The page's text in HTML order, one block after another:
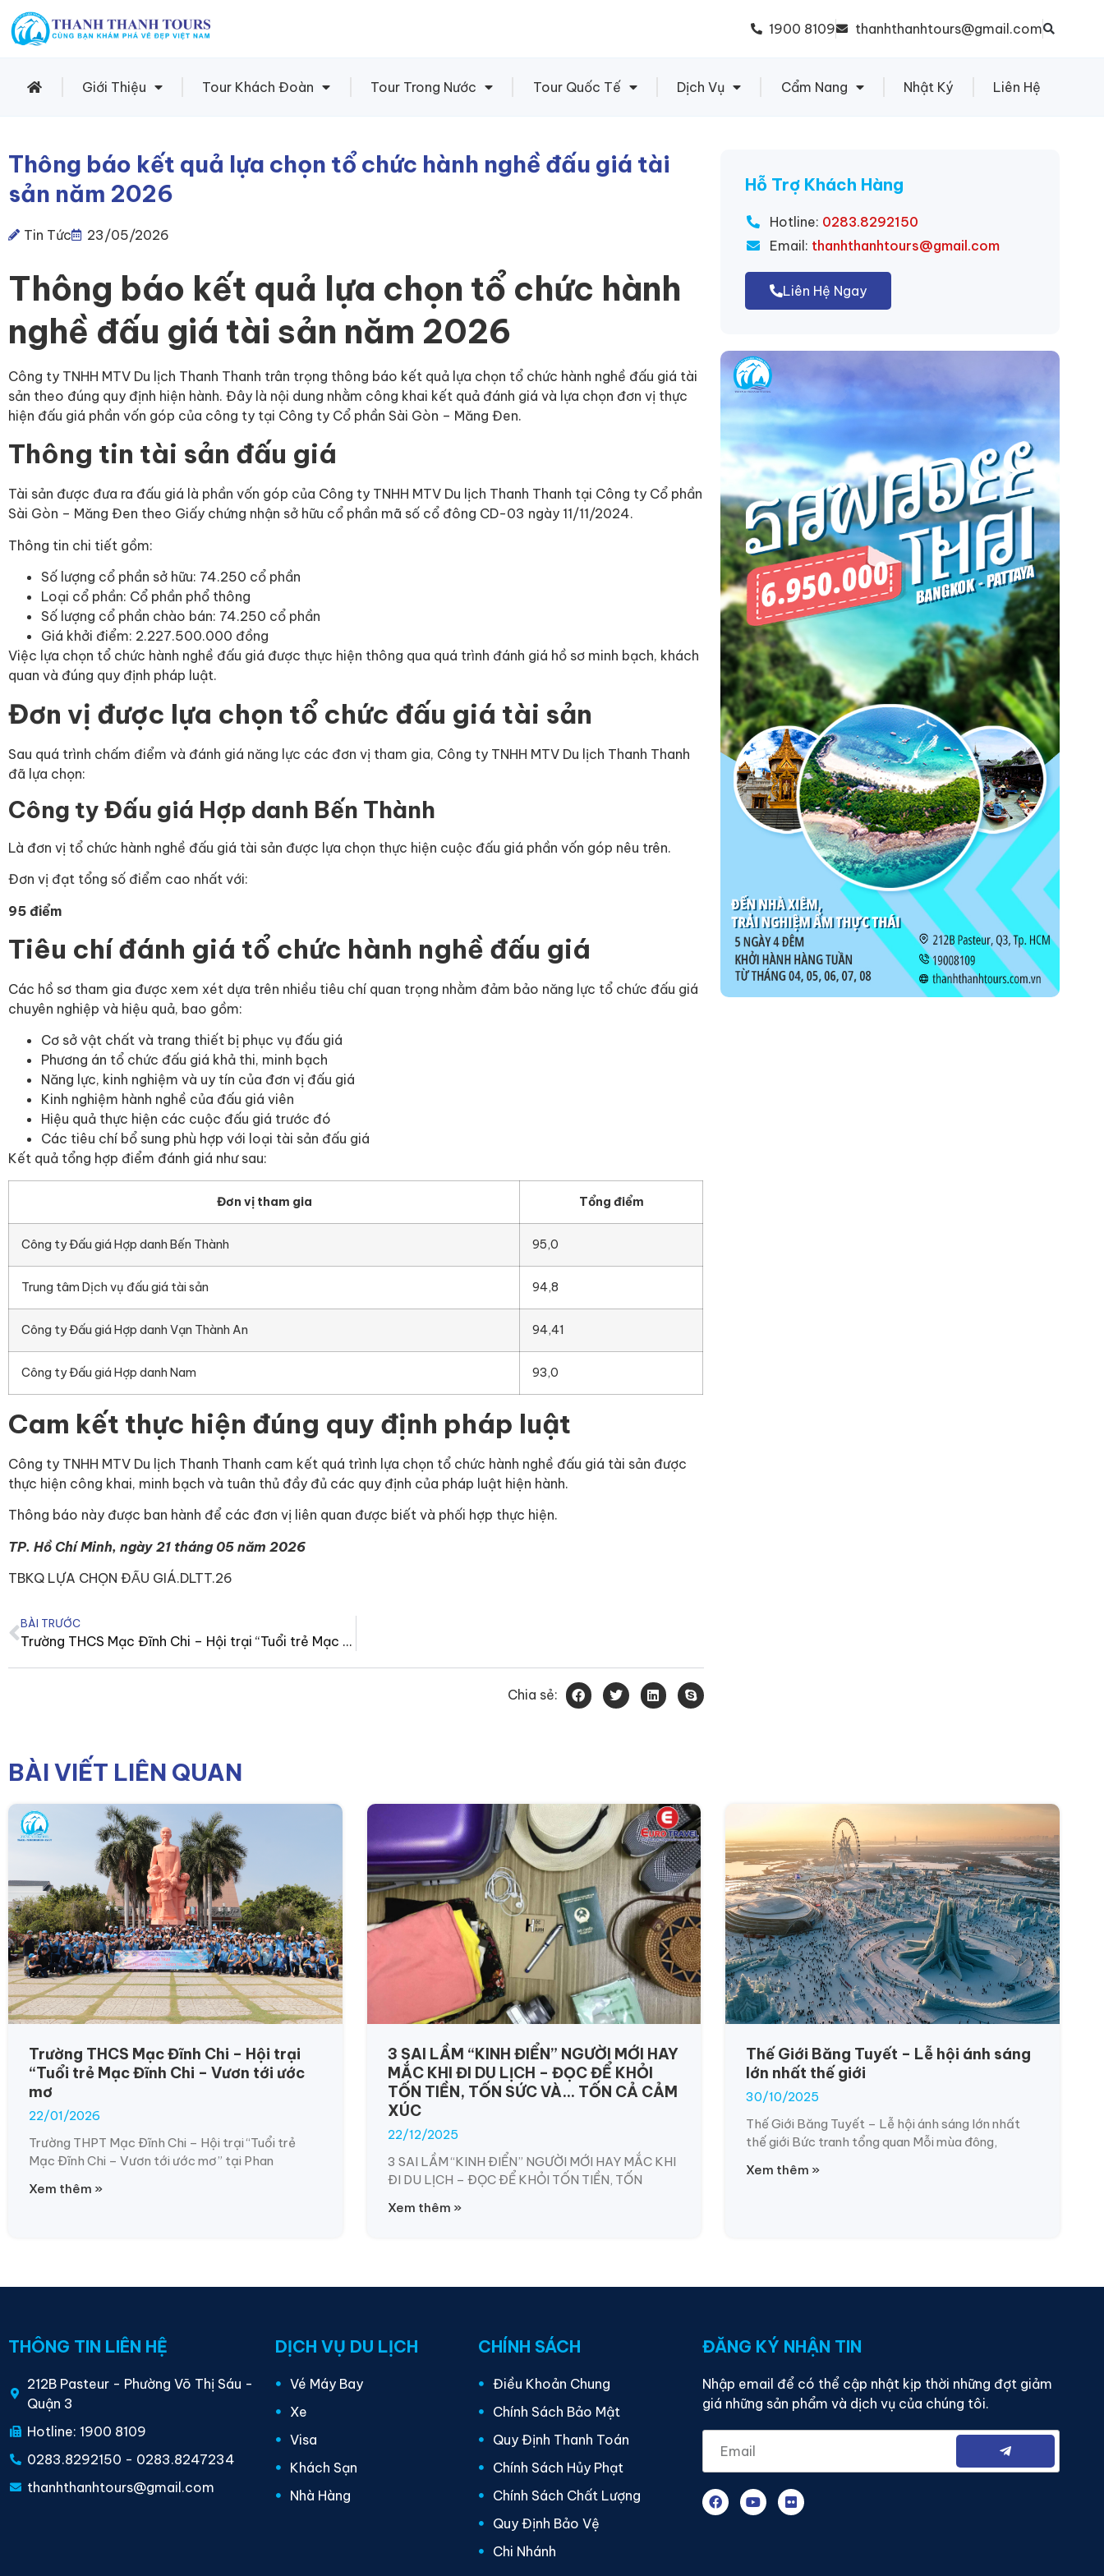
1900 8109 thanhthanhtours@gmail.com
Giới Thiệu Tour Khách Đoàn Tour Trong Nước Tour Quốc Tế Dịch Vụ Cẩm Nang Nhật Ký Liên Hệ
Thông báo kết quả lựa chọn tổ chức hành nghề đấu giá tài
sản năm 2026
Tin Tức 23/05/2026
Thông báo kết quả lựa chọn tổ chức hành
nghề đấu giá tài sản năm 2026
Công ty TNHH MTV Du lịch Thanh Thanh trân trọng thông báo kết quả lựa chọn tổ chức hành nghề đấu giá tài
sản theo đúng quy định hiện hành. Đây là nội dung nhằm công khai kết quả đánh giá và lựa chọn đơn vị thực
hiện đấu giá phần vốn góp của công ty tại Công ty Cổ phần Sài Gòn – Măng Đen.
Thông tin tài sản đấu giá
Tài sản được đưa ra đấu giá là phần vốn góp của Công ty TNHH MTV Du lịch Thanh Thanh tại Công ty Cổ phần
Sài Gòn – Măng Đen theo Giấy chứng nhận sở hữu cổ phần mã số cổ đông CD-03 ngày 11/11/2024.
Thông tin chi tiết gồm:
Số lượng cổ phần sở hữu: 74.250 cổ phần
Loại cổ phần: Cổ phần phổ thông
Số lượng cổ phần chào bán: 74.250 cổ phần
Giá khởi điểm: 2.227.500.000 đồng
Việc lựa chọn tổ chức hành nghề đấu giá được thực hiện thông qua quá trình đánh giá hồ sơ minh bạch, khách
quan và đúng quy định pháp luật.
Đơn vị được lựa chọn tổ chức đấu giá tài sản
Sau quá trình chấm điểm và đánh giá năng lực các đơn vị tham gia, Công ty TNHH MTV Du lịch Thanh Thanh
đã lựa chọn:
Công ty Đấu giá Hợp danh Bến Thành
Là đơn vị tổ chức hành nghề đấu giá tài sản được lựa chọn thực hiện cuộc đấu giá phần vốn góp nêu trên.
Đơn vị đạt tổng số điểm cao nhất với:
95 điểm
Tiêu chí đánh giá tổ chức hành nghề đấu giá
Các hồ sơ tham gia được xem xét dựa trên nhiều tiêu chí quan trọng nhằm đảm bảo năng lực tổ chức đấu giá
chuyên nghiệp và hiệu quả, bao gồm:
Cơ sở vật chất và trang thiết bị phục vụ đấu giá
Phương án tổ chức đấu giá khả thi, minh bạch
Năng lực, kinh nghiệm và uy tín của đơn vị đấu giá
Kinh nghiệm hành nghề của đấu giá viên
Hiệu quả thực hiện các cuộc đấu giá trước đó
Các tiêu chí bổ sung phù hợp với loại tài sản đấu giá
Kết quả tổng hợp điểm đánh giá như sau:
Đơn vị tham gia Tổng điểm
Công ty Đấu giá Hợp danh Bến Thành 95,0
Trung tâm Dịch vụ đấu giá tài sản 94,8
Công ty Đấu giá Hợp danh Vạn Thành An 94,41
Công ty Đấu giá Hợp danh Nam 93,0
Cam kết thực hiện đúng quy định pháp luật
Công ty TNHH MTV Du lịch Thanh Thanh cam kết quá trình lựa chọn tổ chức hành nghề đấu giá tài sản được
thực hiện công khai, minh bạch và tuân thủ đầy đủ các quy định của pháp luật hiện hành.
Thông báo này được ban hành để các đơn vị liên quan được biết và phối hợp thực hiện.
TP. Hồ Chí Minh, ngày 21 tháng 05 năm 2026
TBKQ LỰA CHỌN ĐẤU GIÁ.DLTT.26
BÀI TRƯỚC
Trường THCS Mạc Đĩnh Chi – Hội trại “Tuổi trẻ Mạc Đĩnh Chi – Vươn tới ước mơ
Chia sẻ:
Hỗ Trợ Khách Hàng
Hotline: 0283.8292150
Email: thanhthanhtours@gmail.com
Liên Hệ Ngay
BÀI VIẾT LIÊN QUAN
Trường THCS Mạc Đĩnh Chi – Hội trại
“Tuổi trẻ Mạc Đĩnh Chi – Vươn tới ước
mơ
22/01/2026
Trường THPT Mạc Đĩnh Chi – Hội trại “Tuổi trẻ
Mạc Đĩnh Chi – Vươn tới ước mơ” tại Phan
Xem thêm »
3 SAI LẦM “KINH ĐIỂN” NGƯỜI MỚI HAY
MẮC KHI ĐI DU LỊCH – ĐỌC ĐỂ KHỎI
TỐN TIỀN, TỐN SỨC VÀ… TỐN CẢ CẢM
XÚC
22/12/2025
3 SAI LẦM “KINH ĐIỂN” NGƯỜI MỚI HAY MẮC KHI
ĐI DU LỊCH – ĐỌC ĐỂ KHỎI TỐN TIỀN, TỐN
Xem thêm »
Thế Giới Băng Tuyết – Lễ hội ánh sáng
lớn nhất thế giới
30/10/2025
Thế Giới Băng Tuyết – Lễ hội ánh sáng lớn nhất
thế giới Bức tranh tổng quan Mỗi mùa đông,
Xem thêm »
THÔNG TIN LIÊN HỆ
212B Pasteur - Phường Võ Thị Sáu -
Quận 3
Hotline: 1900 8109
0283.8292150 - 0283.8247234
thanhthanhtours@gmail.com
DỊCH VỤ DU LỊCH
Vé Máy Bay
Xe
Visa
Khách Sạn
Nhà Hàng
CHÍNH SÁCH
Điều Khoản Chung
Chính Sách Bảo Mật
Quy Định Thanh Toán
Chính Sách Hủy Phạt
Chính Sách Chất Lượng
Quy Định Bảo Vệ
Chi Nhánh
ĐĂNG KÝ NHẬN TIN
Nhập email để có thể cập nhật kịp thời những đợt giảm
giá những sản phẩm và dịch vụ của chúng tôi.